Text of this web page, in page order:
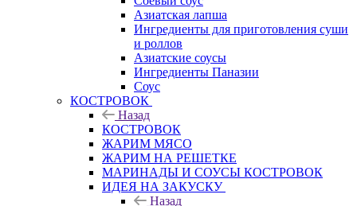
Азиатская лапша
Ингредиенты для приготовления суши
и роллов
Азиатские соусы
Ингредиенты Паназии
Соус
КОСТРОВОК
Назад
КОСТРОВОК
ЖАРИМ МЯСО
ЖАРИМ НА РЕШЕТКЕ
МАРИНАДЫ И СОУСЫ КОСТРОВОК
ИДЕЯ НА ЗАКУСКУ
Назад